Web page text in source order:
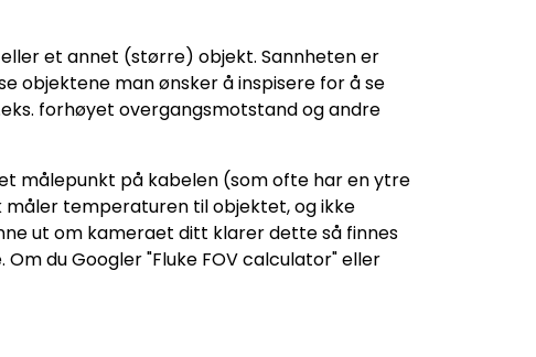
et annet (større) objekt. Sannheten er
objektene man ønsker å inspisere for å se
forhøyet overgangsmotstand og andre
målepunkt på kabelen (som ofte har en ytre
temperaturen til objektet, og ikke
ut om kameraet ditt klarer dette så finnes
du Googler "Fluke FOV calculator" eller